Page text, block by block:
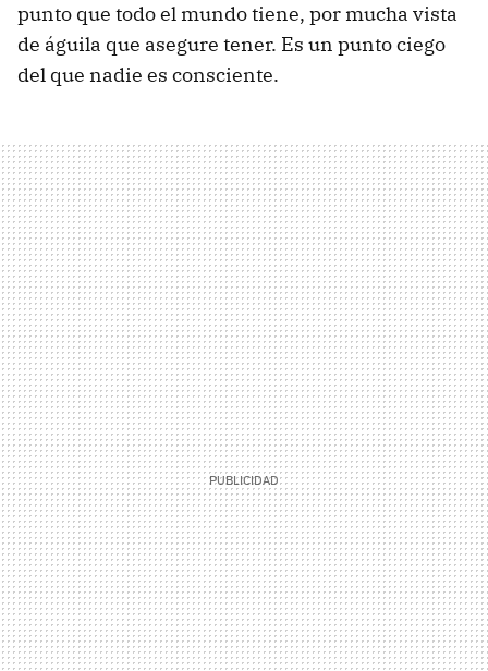
punto que todo el mundo tiene, por mucha vista
de águila que asegure tener. Es un punto ciego
del que nadie es consciente.